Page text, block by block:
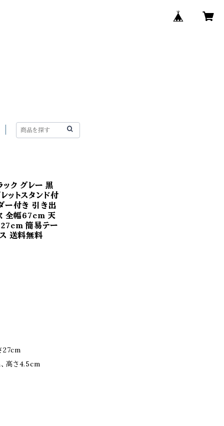
ック グレー 黒
ットスタンド付
ー付き 引き出
全幅67cm 天
簡易テー
送料無料
27cm
高さ4.5cm